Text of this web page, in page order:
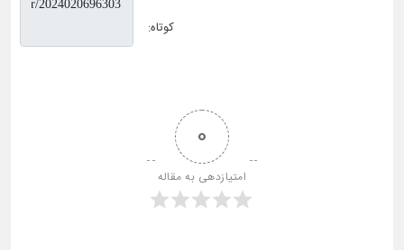
کوتاه:
0
امتیازدهی به مقاله